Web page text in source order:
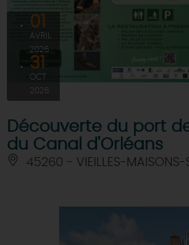
01
AVRIL
2026
31
OCT
2026
Découverte du port
du Canal d'Orléans
45260 - VIEILLES-MAISONS-